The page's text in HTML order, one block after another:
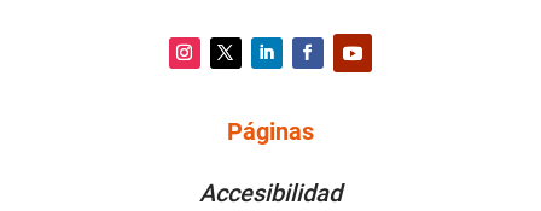
Facebook
Páginas
Accesibilidad